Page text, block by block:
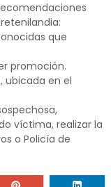
que
promoción.
ubicada en el
víctima, realizar la
o Policía de